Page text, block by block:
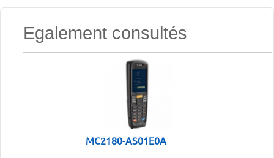
Egalement consultés
MC2180-AS01E0A